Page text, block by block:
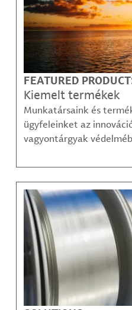
FEATURED
Kiemelt termékek
Munkatársaink és
ügyfeleinket az
vagyontárgyak
kommunikáció és a
módjainak